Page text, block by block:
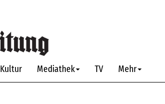
Kultur Mediathek TV Mehr